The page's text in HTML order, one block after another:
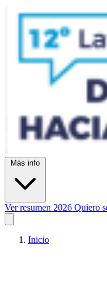
Más info
Ver resumen 2026 Quiero
Inicio